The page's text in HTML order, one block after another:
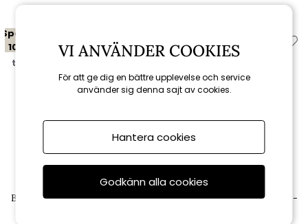
Spara
10%
till 16/8
Hillerstorp
Bolmsö bord 40x80 H33 cm -
10%
Hillerstorp
Bolmsö bord 80x80 H33 cm -
VI ANVÄNDER COOKIES
För att ge dig en bättre upplevelse och service
använder sig denna sajt av cookies.
Hantera cookies
Godkänn alla cookies